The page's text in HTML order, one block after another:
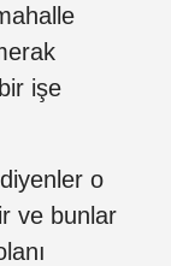
işe
o
ve bunlar